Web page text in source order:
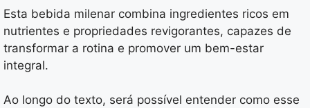
Esta bebida milenar combina ingredientes ricos em
nutrientes e propriedades revigorantes, capazes de
transformar a rotina e promover um bem-estar
integral.
Ao longo do texto, será possível entender como esse